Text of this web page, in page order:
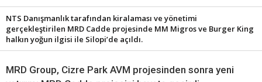
NTS Danışmanlık tarafından kiralaması ve yönetimi
gerçekleştirilen MRD Cadde projesinde MM Migros ve Burger King
halkın yoğun ilgisi ile Silopi’de açıldı.
MRD Group, Cizre Park AVM projesinden sonra yeni